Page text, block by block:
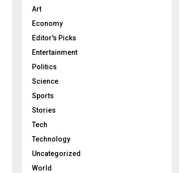
Art
Economy
Editor's Picks
Entertainment
Politics
Science
Sports
Stories
Tech
Technology
Uncategorized
World